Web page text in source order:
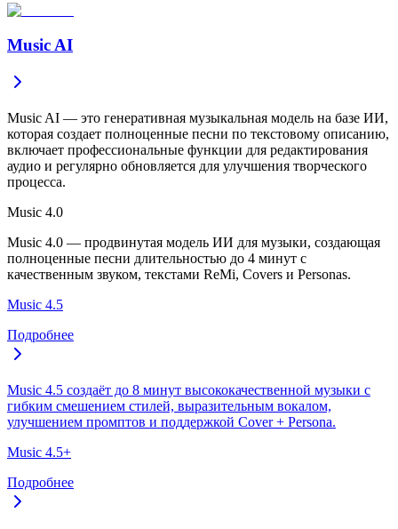
Music AI
Music AI — это генеративная музыкальная модель на базе ИИ,
которая создает полноценные песни по текстовому описанию,
включает профессиональные функции для редактирования
аудио и регулярно обновляется для улучшения творческого
процесса.
Music 4.0
Music 4.0 — продвинутая модель ИИ для музыки, создающая
полноценные песни длительностью до 4 минут с
качественным звуком, текстами ReMi, Covers и Personas.
Music 4.5
Подробнее
Music 4.5 создаёт до 8 минут высококачественной музыки с
гибким смешением стилей, выразительным вокалом,
улучшением промптов и поддержкой Cover + Persona.
Music 4.5+
Подробнее